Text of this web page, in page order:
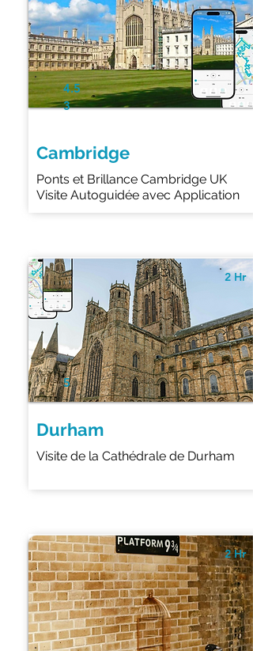
4.5
3
Cambridge
Ponts et Brillance Cambridge UK
Visite Autoguidée avec Application
5
Durham
Visite de la Cathédrale de Durham
2 Hr
2 Hr